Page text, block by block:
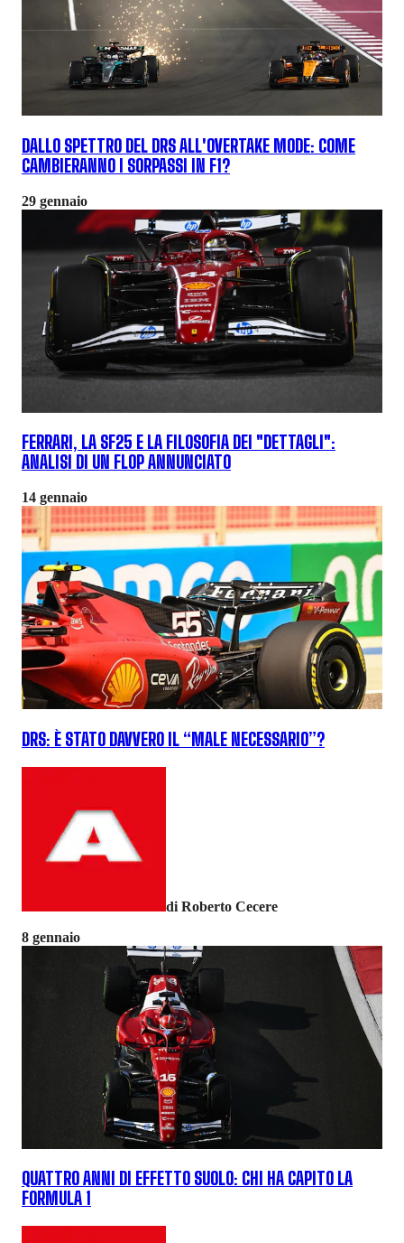
DALLO SPETTRO DEL DRS ALL'OVERTAKE MODE: COME
CAMBIERANNO I SORPASSI IN F1?
29 gennaio
FERRARI, LA SF25 E LA FILOSOFIA DEI "DETTAGLI":
ANALISI DI UN FLOP ANNUNCIATO
14 gennaio
DRS: È STATO DAVVERO IL “MALE NECESSARIO”?
di Roberto Cecere
8 gennaio
QUATTRO ANNI DI EFFETTO SUOLO: CHI HA CAPITO LA
FORMULA 1